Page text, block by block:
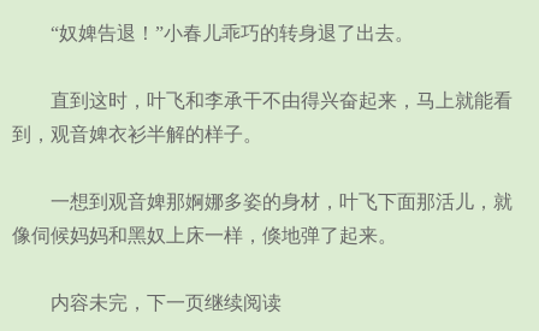
“奴婢告退！”小春儿乖巧的转身退了出去。
直到这时，叶飞和李承干不由得兴奋起来，马上就能看
到，观音婢衣衫半解的样子。
一想到观音婢那婀娜多姿的身材，叶飞下面那活儿，就
像伺候妈妈和黑奴上床一样，倏地弹了起来。
内容未完，下一页继续阅读